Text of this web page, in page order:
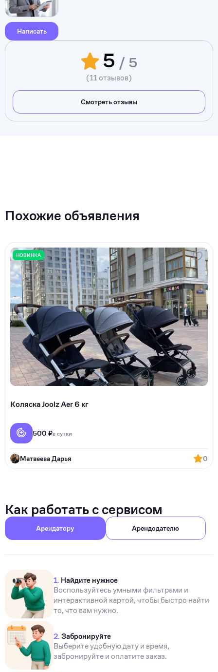
Написать
5 / 5
(11 отзывов)
Смотреть отзывы
Похожие объявления
НОВИНКА
Коляска Joolz Aer 6 кг
500 ₽в сутки
Матвеева Дарья 0
Как работать с сервисом
Арендатору Арендодателю
1. Найдите нужное
Воспользуйтесь умными фильтрами и
интерактивной картой, чтобы быстро найти
то, что вам нужно.
2. Забронируйте
Выберите удобную дату и время,
забронируйте и оплатите заказ.